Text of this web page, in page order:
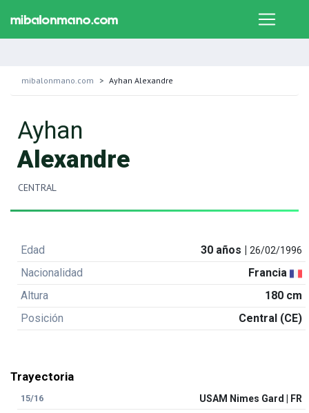
mibalonmano.com Ayhan Alexandre
Ayhan
Alexandre
CENTRAL
Edad 30 años |26/02/1996
Nacionalidad
Francia
Altura
180 cm
Posición
Central (CE)
Trayectoria
15/16 USAM Nimes Gard | FR